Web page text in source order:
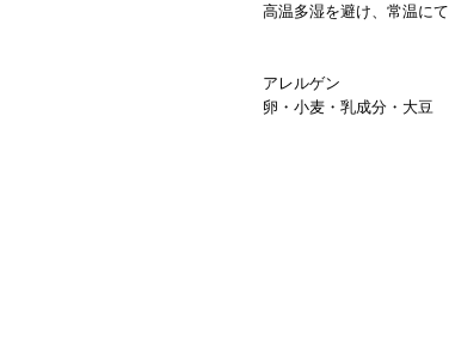
高温多湿を避け、常温にて
アレルゲン
卵・小麦・乳成分・大豆